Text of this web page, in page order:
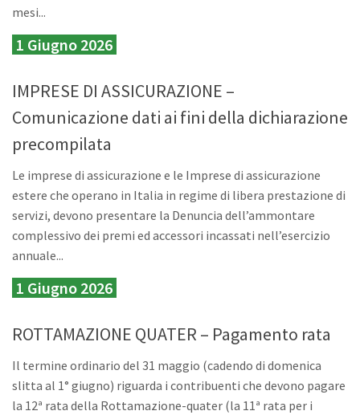
mesi...
1 Giugno 2026
IMPRESE DI ASSICURAZIONE –
Comunicazione dati ai fini della dichiarazione
precompilata
Le imprese di assicurazione e le Imprese di assicurazione
estere che operano in Italia in regime di libera prestazione di
servizi, devono presentare la Denuncia dell’ammontare
complessivo dei premi ed accessori incassati nell’esercizio
annuale...
1 Giugno 2026
ROTTAMAZIONE QUATER – Pagamento rata
Il termine ordinario del 31 maggio (cadendo di domenica
slitta al 1° giugno) riguarda i contribuenti che devono pagare
la 12ª rata della Rottamazione-quater (la 11ª rata per i